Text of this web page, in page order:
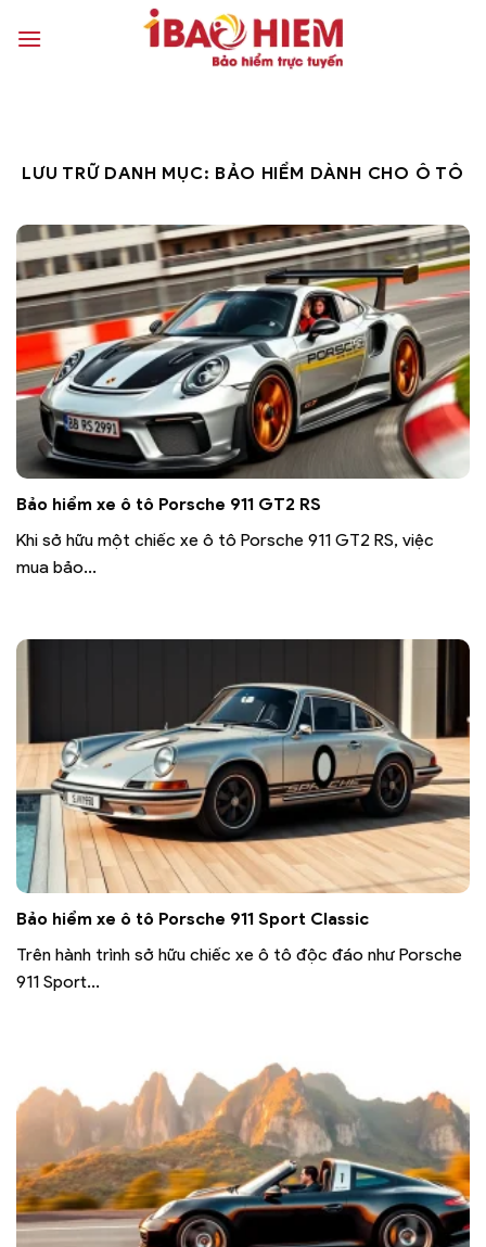
qua
LƯU TRỮ DANH MỤC: BẢO HIỂM DÀNH CHO Ô TÔ
Bảo hiểm xe ô tô Porsche 911 GT2 RS
Khi sở hữu một chiếc xe ô tô Porsche 911 GT2 RS, việc
mua bảo...
Bảo hiểm xe ô tô Porsche 911 Sport Classic
Trên hành trình sở hữu chiếc xe ô tô độc đáo như Porsche
911 Sport...